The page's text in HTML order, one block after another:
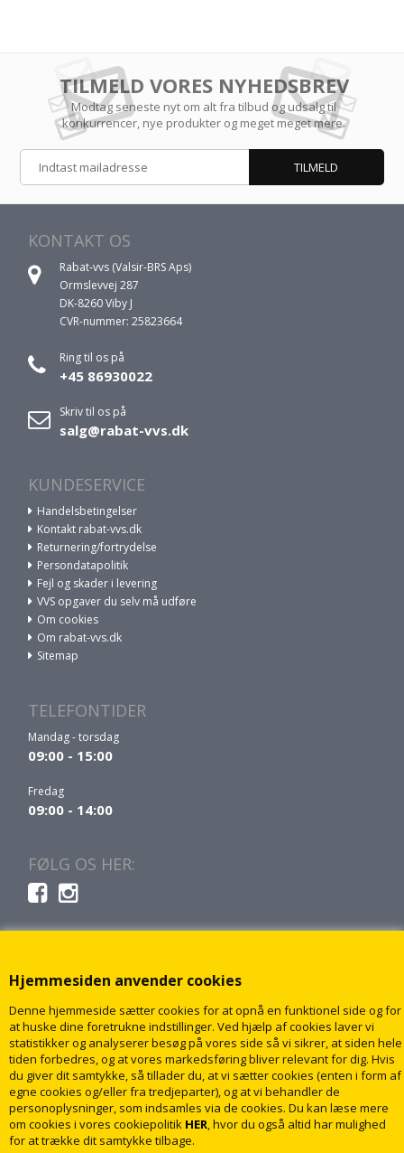
Hjemmesiden anvender cookies
Denne hjemmeside sætter cookies for at opnå en funktionel side og for
at huske dine foretrukne indstillinger. Ved hjælp af cookies laver vi
statistikker og analyserer besøg på vores side så vi sikrer, at siden hele
tiden forbedres, og at vores markedsføring bliver relevant for dig. Hvis
du giver dit samtykke, så tillader du, at vi sætter cookies (enten i form af
egne cookies og/eller fra tredjeparter), og at vi behandler de
personoplysninger, som indsamles via de cookies. Du kan læse mere
om cookies i vores cookiepolitik HER, hvor du også altid har mulighed
for at trække dit samtykke tilbage.
TILMELD VORES NYHEDSBREV
Modtag seneste nyt om alt fra tilbud og udsalg til
konkurrencer, nye produkter og meget meget mere.
KONTAKT OS
Rabat-vvs (Valsir-BRS Aps)
Ormslevvej 287
DK-8260 Viby J
CVR-nummer: 25823664
Ring til os på
+45 86930022
Skriv til os på
salg@rabat-vvs.dk
KUNDESERVICE
Handelsbetingelser
Kontakt rabat-vvs.dk
Returnering/fortrydelse
Persondatapolitik
Fejl og skader i levering
VVS opgaver du selv må udføre
Om cookies
Om rabat-vvs.dk
Sitemap
TELEFONTIDER
Mandag - torsdag
09:00 - 15:00
Fredag
09:00 - 14:00
FØLG OS HER: